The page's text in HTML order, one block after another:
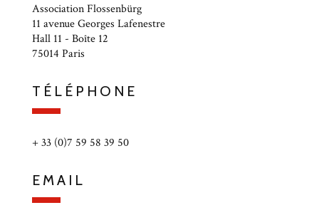
Association Flossenbürg
11 avenue Georges Lafenestre
Hall 11 - Boîte 12
75014 Paris
TÉLÉPHONE
+ 33 (0)7 59 58 39 50
EMAIL